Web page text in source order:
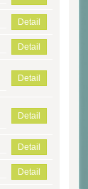
Detail
Detail
Detail
Detail
Detail
Detail